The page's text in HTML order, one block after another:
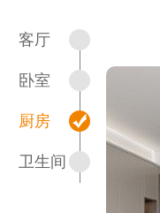
客厅
卧室
厨房
卫生间